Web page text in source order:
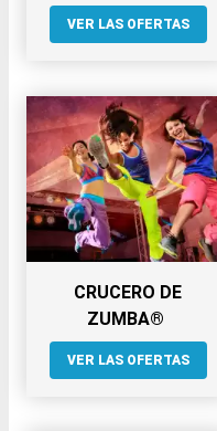
VER LAS OFERTAS
CRUCERO DE
ZUMBA®
VER LAS OFERTAS